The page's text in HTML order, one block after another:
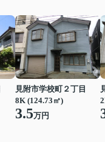
見附市学校町２丁目
8K (124.73㎡)
3.5万円